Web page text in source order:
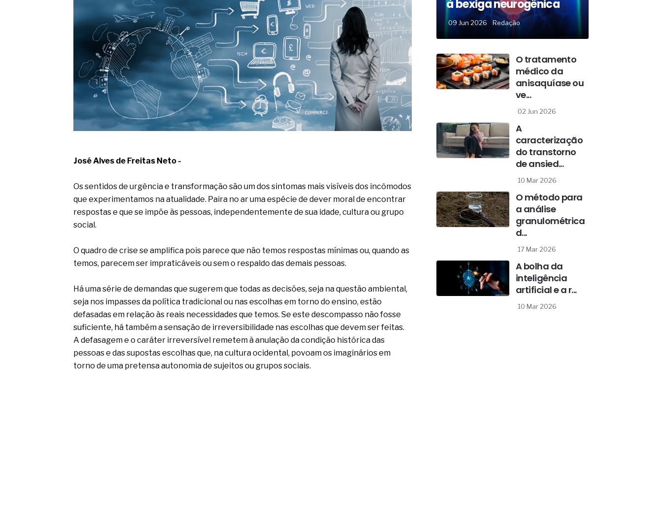
melhora o metabolismo
O desenvolvimento de indicadores nas atividades de
governança das organizações
O desenho industrial ganha espaço como estratégia
competitiva nas empresas
As variações dimensionais dos produtos de materiais
cimentícios com fibra de vidro
A próxima vantagem competitiva não está no modelo de IA
A IA elevou a régua do comprador B2B e a venda complexa
ficou ainda mais humana
José Alves de Freitas Neto -
Os sentidos de urgência e transformação são um dos sintomas mais visíveis dos incômodos
que experimentamos na atualidade. Paira no ar uma espécie de dever moral de encontrar
respostas e que se impõe às pessoas, independentemente de sua idade, cultura ou grupo
social.
O quadro de crise se amplifica pois parece que não temos respostas mínimas ou, quando as
temos, parecem ser impraticáveis ou sem o respaldo das demais pessoas.
Há uma série de demandas que sugerem que todas as decisões, seja na questão ambiental,
seja nos impasses da política tradicional ou nas escolhas em torno do ensino, estão
defasadas em relação às reais necessidades que temos. Se este descompasso não fosse
suficiente, há também a sensação de irreversibilidade nas escolhas que devem ser feitas.
A defasagem e o caráter irreversível remetem à anulação da condição histórica das
pessoas e das supostas escolhas que, na cultura ocidental, povoam os imaginários em
torno de uma pretensa autonomia de sujeitos ou grupos sociais.
à bexiga neurogênica
09 Jun 2026 Redação
O tratamento
médico da
anisaquíase ou
ve...
02 Jun 2026
A
caracterização
do transtorno
de ansied...
10 Mar 2026
O método para
a análise
granulométrica
d...
17 Mar 2026
A bolha da
inteligência
artificial e a r...
10 Mar 2026